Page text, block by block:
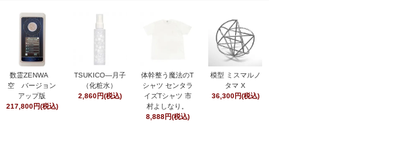
数霊ZENWA
空 バージョン
アップ版
217,800円(税込)
TSUKICO―月子
（化粧水）
2,860円(税込)
体幹整う魔法のT
シャツ センタラ
イズTシャツ 市
村よしなり。
8,888円(税込)
模型 ミスマルノ
タマ X
36,300円(税込)